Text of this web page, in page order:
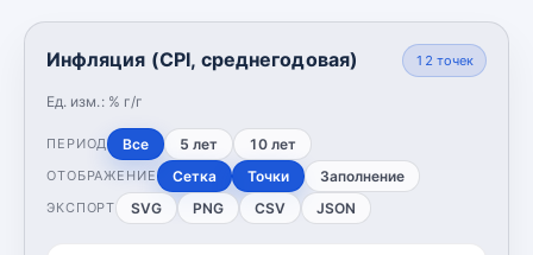
Инфляция (CPI, среднегодовая)
Ед. изм.: % г/г
12 точек
ПЕРИОД Все 5 лет 10 лет
ОТОБРАЖЕНИЕ Сетка Точки Заполнение
ЭКСПОРТ SVG PNG CSV JSON